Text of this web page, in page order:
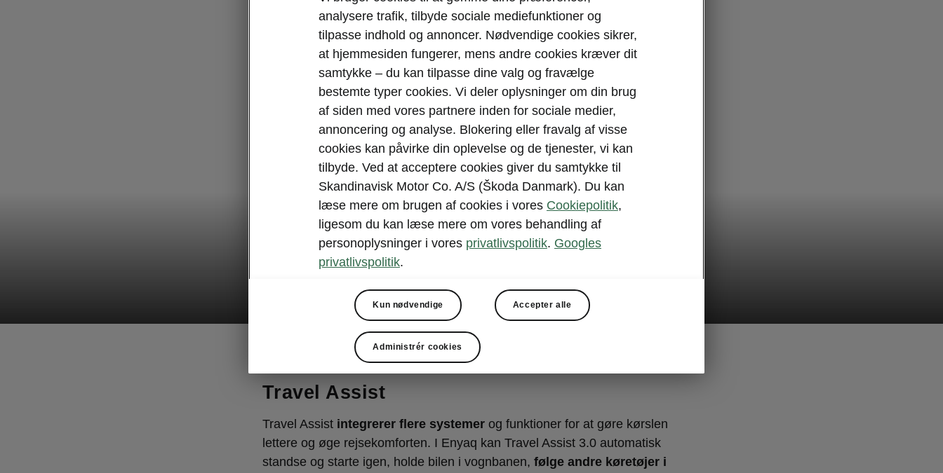
Enyaq Coupé Sportline – Travel Assist
Travel Assist
Travel Assist integrerer flere systemerog funktioner for at gøre kørslen
lettere og øge rejsekomforten. I Enyaq kan Travel Assist 3.0 automatisk
standse og starte igen, holde bilen i vognbanen, følge andre køretøjer i
analysere trafik, tilbyde sociale mediefunktioner og
tilpasse indhold og annoncer. Nødvendige cookies sikrer,
at hjemmesiden fungerer, mens andre cookies kræver dit
samtykke – du kan tilpasse dine valg og fravælge
bestemte typer cookies. Vi deler oplysninger om din brug
af siden med vores partnere inden for sociale medier,
annoncering og analyse. Blokering eller fravalg af visse
cookies kan påvirke din oplevelse og de tjenester, vi kan
tilbyde. Ved at acceptere cookies giver du samtykke til
Skandinavisk Motor Co. A/S (Škoda Danmark). Du kan
læse mere om brugen af cookies i vores Cookiepolitik,
ligesom du kan læse mere om vores behandling af
personoplysninger i vores privatlivspolitik. Googles
privatlivspolitik.
Kun nødvendige Accepter alle
Administrér cookies